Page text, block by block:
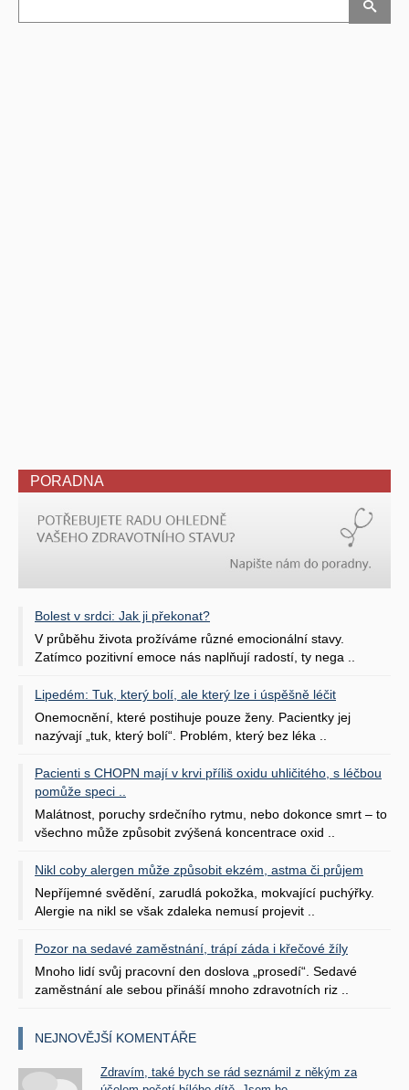
PORADNA
Bolest v srdci: Jak ji překonat?
V průběhu života prožíváme různé emocionální stavy.
Zatímco pozitivní emoce nás naplňují radostí, ty nega ..
Lipedém: Tuk, který bolí, ale který lze i úspěšně léčit
Onemocnění, které postihuje pouze ženy. Pacientky jej
nazývají „tuk, který bolí“. Problém, který bez léka ..
Pacienti s CHOPN mají v krvi příliš oxidu uhličitého, s léčbou
pomůže speci ..
Malátnost, poruchy srdečního rytmu, nebo dokonce smrt – to
všechno může způsobit zvýšená koncentrace oxid ..
Nikl coby alergen může způsobit ekzém, astma či průjem
Nepříjemné svědění, zarudlá pokožka, mokvající puchýřky.
Alergie na nikl se však zdaleka nemusí projevit ..
Pozor na sedavé zaměstnání, trápí záda i křečové žíly
Mnoho lidí svůj pracovní den doslova „prosedí“. Sedavé
zaměstnání ale sebou přináší mnoho zdravotních riz ..
NEJNOVĚJŠÍ KOMENTÁŘE
Zdravím, také bych se rád seznámil z někým za